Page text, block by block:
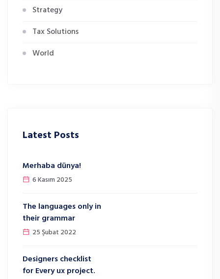
Strategy
Tax Solutions
World
Latest Posts
Merhaba dünya!
6 Kasım 2025
The languages only in
their grammar
25 Şubat 2022
Designers checklist
for Every ux project.